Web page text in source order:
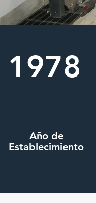
1978
Año de
Establecimiento